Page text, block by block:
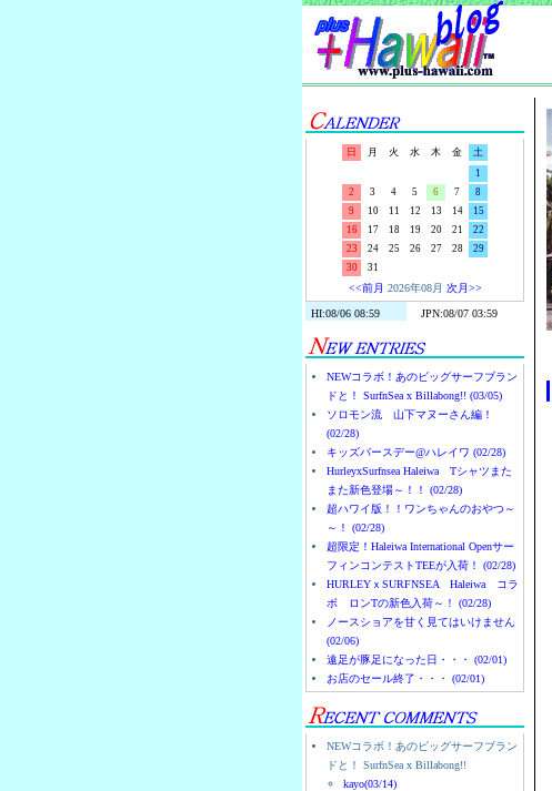
日 月 火 水 木 金
土
1
2
3 4 5 6 7
8
9
10 11 12 13 14
15
16
17 18 19 20 21
22
23
24 25 26 27 28
29
30
31
<<前月 2026年08月 次月>>
NEWコラボ！あのビッグサーフブラン
ドと！ SurfnSea x Billabong!! (03/05)
ソロモン流 山下マヌーさん編！
(02/28)
キッズバースデー@ハレイワ (02/28)
HurleyxSurfnsea Haleiwa Tシャツまた
また新色登場～！！ (02/28)
超ハワイ版！！ワンちゃんのおやつ～
～！ (02/28)
超限定！Haleiwa International Openサー
フィンコンテストTEEが入荷！ (02/28)
HURLEYｘSURFNSEA Haleiwa コラ
ボ ロンTの新色入荷～！ (02/28)
ノースショアを甘く見てはいけません
(02/06)
遠足が豚足になった日・・・ (02/01)
お店のセール終了・・・ (02/01)
NEWコラボ！あのビッグサーフブラン
ドと！ SurfnSea x Billabong!!
kayo(03/14)